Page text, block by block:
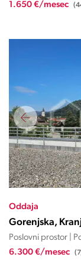
1.650 €/mesec
Oddaja
Gorenjska,
Poslovni prostor |
6.300 €/mesec